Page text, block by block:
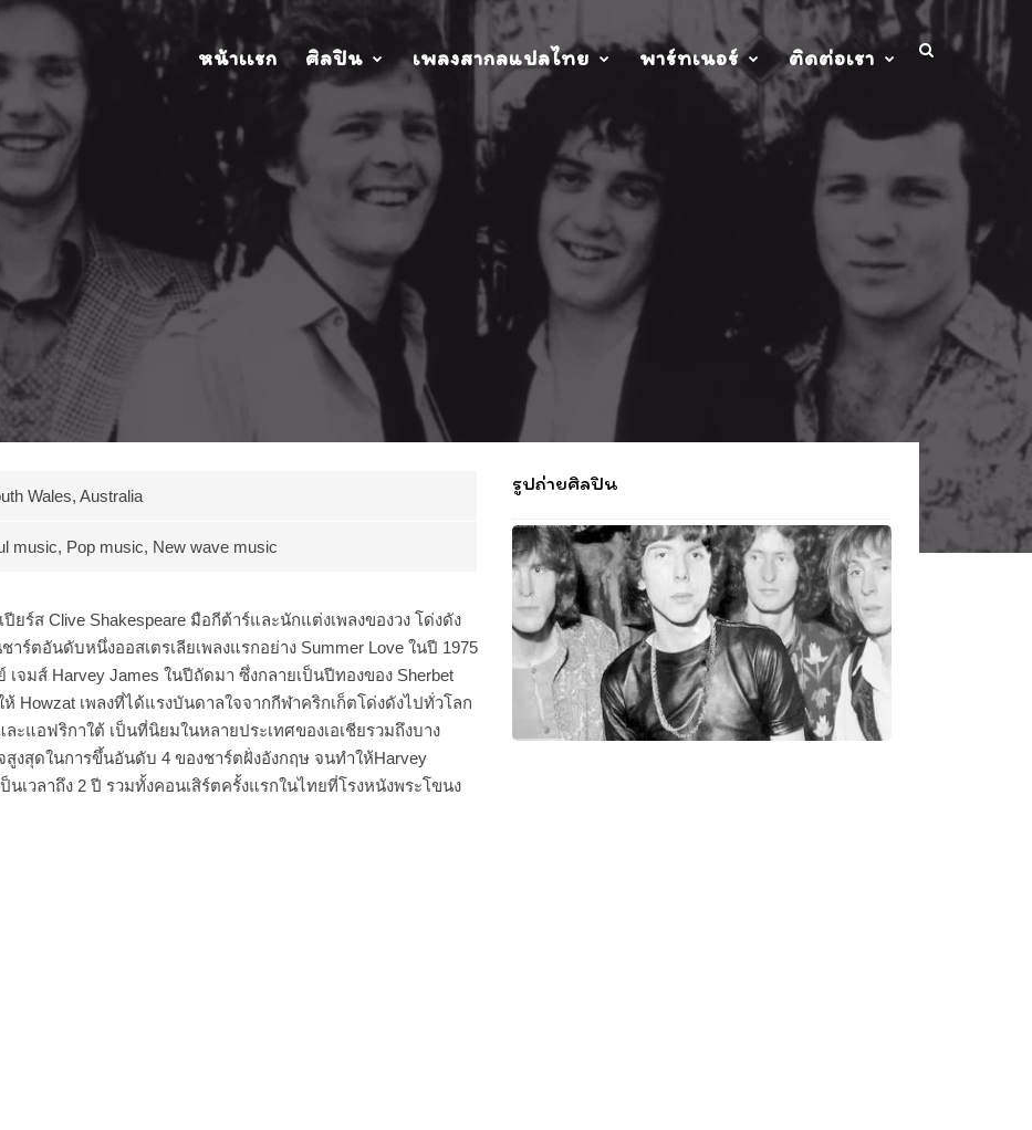
หน้าเเรก ศิลปิน เพลงสากลแปลไทย พาร์ทเนอร์ ติดต่อเรา
Wales, Australia
music, Pop music, New wave music
ยร์ส Clive Shakespeare มือกีต้าร์และนักแต่งเพลงของวง โด่งดัง
ร์ตอันดับหนึ่งออสเตรเลียเพลงแรกอย่าง Summer Love ในปี 1975
จมส์ Harvey James ในปีถัดมา ซึ่งกลายเป็นปีทองของ Sherbet
Howzat เพลงที่ได้แรงบันดาลใจจากกีฬาคริกเก็ตโด่งดังไปทั่วโลก
ะแอฟริกาใต้ เป็นที่นิยมในหลายประเทศของเอเชียรวมถึงบาง
งสุดในการขึ้นอันดับ 4 ของชาร์ตฝั่งอังกฤษ จนทำให้Harvey
นเวลาถึง 2 ปี รวมทั้งคอนเสิร์ตครั้งแรกในไทยที่โรงหนังพระโขนง
รูปถ่ายศิลปิน